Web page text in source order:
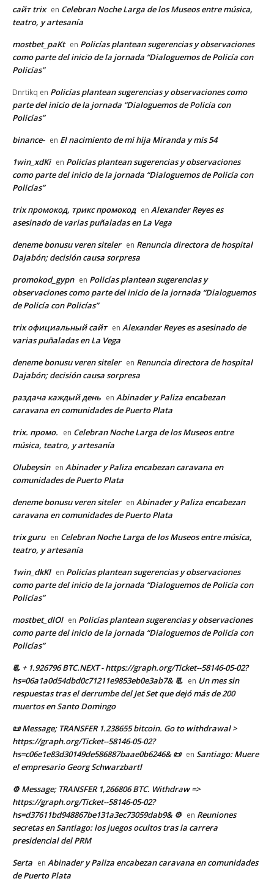
сайт trix en Celebran Noche Larga de los Museos entre música,
teatro, y artesanía
mostbet_paKt en Policías plantean sugerencias y observaciones
como parte del inicio de la jornada “Dialoguemos de Policía con
Policías”
Dnrtikq en Policías plantean sugerencias y observaciones como
parte del inicio de la jornada “Dialoguemos de Policía con
Policías”
binance- en El nacimiento de mi hija Miranda y mis 54
1win_xdKi en Policías plantean sugerencias y observaciones
como parte del inicio de la jornada “Dialoguemos de Policía con
Policías”
trix промокод, трикс промокод en Alexander Reyes es
asesinado de varias puñaladas en La Vega
deneme bonusu veren siteler en Renuncia directora de hospital
Dajabón; decisión causa sorpresa
promokod_gypn en Policías plantean sugerencias y
observaciones como parte del inicio de la jornada “Dialoguemos
de Policía con Policías”
trix официальный сайт en Alexander Reyes es asesinado de
varias puñaladas en La Vega
deneme bonusu veren siteler en Renuncia directora de hospital
Dajabón; decisión causa sorpresa
раздача каждый день en Abinader y Paliza encabezan
caravana en comunidades de Puerto Plata
trix. промо. en Celebran Noche Larga de los Museos entre
música, teatro, y artesanía
Olubeysin en Abinader y Paliza encabezan caravana en
comunidades de Puerto Plata
deneme bonusu veren siteler en Abinader y Paliza encabezan
caravana en comunidades de Puerto Plata
trix guru en Celebran Noche Larga de los Museos entre música,
teatro, y artesanía
1win_dkKl en Policías plantean sugerencias y observaciones
como parte del inicio de la jornada “Dialoguemos de Policía con
Policías”
mostbet_dlOl en Policías plantean sugerencias y observaciones
como parte del inicio de la jornada “Dialoguemos de Policía con
Policías”
📃 + 1.926796 BTC.NEXT - https://graph.org/Ticket--58146-05-02?
hs=06a1a0d54dbd0c71211e9853eb0e3ab7& 📃 en Un mes sin
respuestas tras el derrumbe del Jet Set que dejó más de 200
muertos en Santo Domingo
📜 Message; TRANSFER 1.238655 bitcoin. Go to withdrawal >
https://graph.org/Ticket--58146-05-02?
hs=c06e1e83d30149de586887baae0b6246& 📜 en Santiago: Muere
el empresario Georg Schwarzbartl
⚙ Message; TRANSFER 1,266806 BTC. Withdraw =>
https://graph.org/Ticket--58146-05-02?
hs=d37611bd948867be131a3ec73059dab9& ⚙ en Reuniones
secretas en Santiago: los juegos ocultos tras la carrera
presidencial del PRM
Serta en Abinader y Paliza encabezan caravana en comunidades
de Puerto Plata